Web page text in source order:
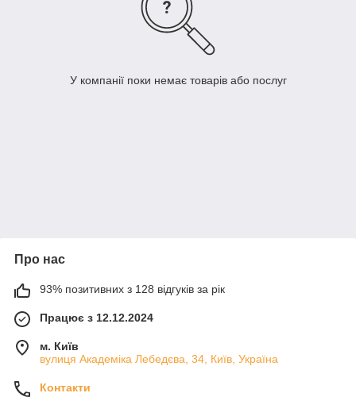
У компанії поки немає товарів або послуг
Про нас
93% позитивних з 128 відгуків за рік
Працює з 12.12.2024
м. Київ
вулиця Академіка Лебедєва, 34, Київ, Україна
Контакти